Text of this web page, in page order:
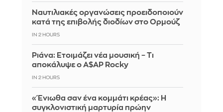
Ναυτιλιακές οργανώσεις προειδοποιούν
κατά της επιβολής διοδίων στο Ορμούζ
IN 2 HOURS
Ριάνα: Ετοιμάζει νέα μουσική – Τι
αποκάλυψε ο A$AP Rocky
IN 2 HOURS
«Ένιωθα σαν ένα κομμάτι κρέας»: Η
συγκλονιστική μαρτυρία πρώην